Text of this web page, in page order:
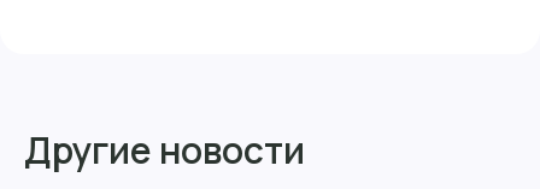
Другие новости